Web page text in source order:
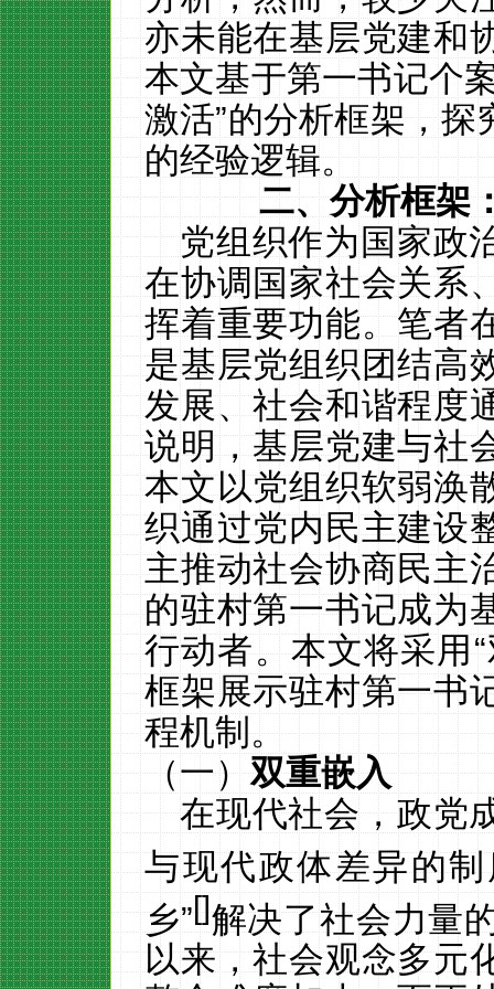
亦未能在基层党建和
本文基于第一书记个
激活”的分析框架，
的经验逻辑。
二、分析框架
党组织作为国家政
在协调国家社会关系
挥着重要功能。笔者
是基层党组织团结高
发展、社会和谐程度
说明，基层党建与社
本文以党组织软弱涣
织通过党内民主建设
主推动社会协商民主
的驻村第一书记成为
行动者。本文将采用
框架展示驻村第一书
程机制。
（一）双重嵌入
在现代社会，政党
与现代政体差异的
乡”[]解决了社会力量
以来，社会观念多元